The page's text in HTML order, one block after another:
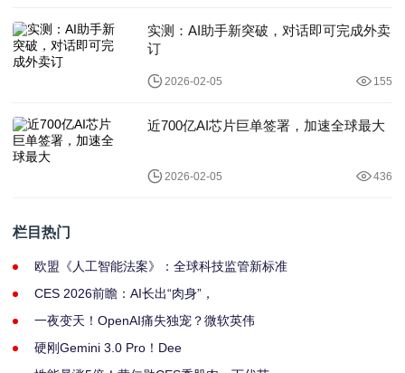
实测：AI助手新突破，对话即可完成外卖
订
2026-02-05 155
近700亿AI芯片巨单签署，加速全球最大
2026-02-05 436
栏目热门
欧盟《人工智能法案》：全球科技监管新标准
CES 2026前瞻：AI长出“肉身”，
一夜变天！OpenAI痛失独宠？微软英伟
硬刚Gemini 3.0 Pro！Dee